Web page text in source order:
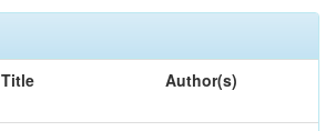
Title Author(s)